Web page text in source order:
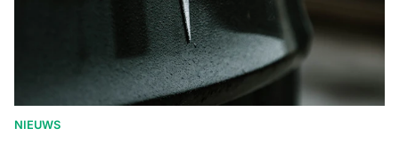
NIEUWS